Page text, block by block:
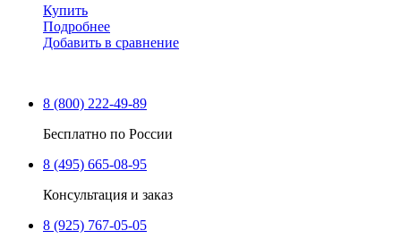
Купить
Подробнее
Добавить в сравнение
8 (800) 222-49-89
Бесплатно по России
8 (495) 665-08-95
Консультация и заказ
8 (925) 767-05-05